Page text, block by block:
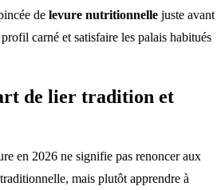
de levure nutritionnelle juste avant
carné et satisfaire les palais habitués
de lier tradition et
en 2026 ne signifie pas renoncer aux
mais plutôt apprendre à